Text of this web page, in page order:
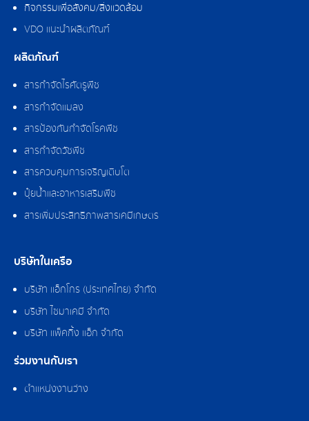
กิจกรรมเพื่อสังคม/สิ่งแวดล้อม
VDO แนะนำผลิตภัณฑ์
ผลิตภัณฑ์
สารกำจัดไรศัตรูพืช
สารกำจัดแมลง
สารป้องกันกำจัดโรคพืช
สารกำจัดวัชพืช
สารควบคุมการเจริญเติบโต
ปุ๋ยน้ำและอาหารเสริมพืช
สารเพิ่มประสิทธิภาพสารเคมีเกษตร
บริษัทในเครือ
บริษัท แอ็กโกร (ประเทศไทย) จำกัด
บริษัท ไซมาเคมี จำกัด
บริษัท แพ็คกิ้ง แอ็ก จำกัด
ร่วมงานกับเรา
ตำแหน่งงานว่าง